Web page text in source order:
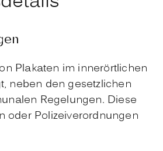
Plakaten im innerörtlichen
neben den gesetzlichen
Regelungen. Diese
oder Polizeiverordnungen